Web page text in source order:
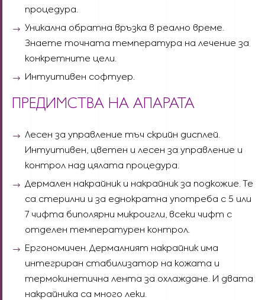
процедура.
Уникална обратна връзка в реално време.
Знаете точната температура на лечение за
конкретните цели.
Интуитивен софтуер.
ПРЕДИМСТВА НА АПАРАТА
Лесен за управление тъч скрийн дисплей.
Интуитивен, цветен и лесен за управление и
контрол над цялата процедура.
Дермален накрайник и накрайник за подкожие. Те
са стерилни и за еднократна употреба с 5 или
7 чифта биполярни микроигли, всеки чифт с
отделен температурен контрол.
Ергономичен. Дермалният накрайник има
интегриран стабилизатор на кожата и
термокинетична лента за охлаждане. И двата
накрайника са много леки.